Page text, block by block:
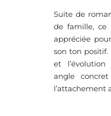
Suite de
de famille, ce
appréciée
son ton positif.
et
angle
l’attachement